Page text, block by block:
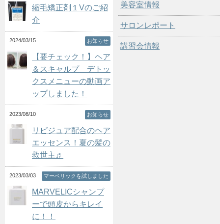
縮毛矯正剤１Vのご紹
介
2024/03/15 お知らせ
【要チェック！】ヘア
＆スキャルプ デトッ
クスメニューの動画ア
ップしました！
2023/08/10 お知らせ
リピジュア配合のヘア
エッセンス！夏の髪の
救世主♬
2023/03/03 マーベリックを試しました
MARVELICシャンプ
ーで頭皮からキレイ
に！！
美容室情報
サロンレポート
講習会情報